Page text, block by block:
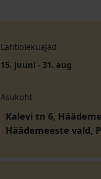
Lahtiolekuajad
15. juuni - 31. aug
Asukoht
Kalevi tn 6,
Häädemeeste vald,